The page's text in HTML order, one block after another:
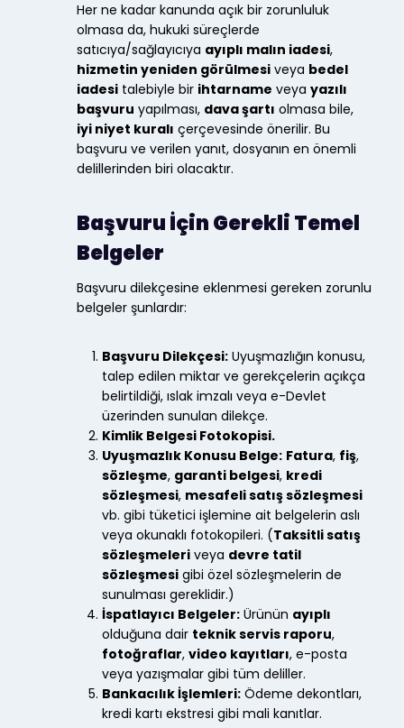
Her ne kadar kanunda açık bir zorunluluk
olmasa da, hukuki süreçlerde
satıcıya/sağlayıcıya ayıplı malın iadesi,
hizmetin yeniden görülmesi veya bedel
iadesi talebiyle bir ihtarname veyayazılı
başvuru yapılması, dava şartı olmasa bile,
iyi niyet kuralı çerçevesinde önerilir. Bu
başvuru ve verilen yanıt, dosyanın en önemli
delillerinden biri olacaktır.
Başvuru İçin Gerekli Temel
Belgeler
Başvuru dilekçesine eklenmesi gereken zorunlu
belgeler şunlardır:
Başvuru Dilekçesi: Uyuşmazlığın konusu,
talep edilen miktar ve gerekçelerin açıkça
belirtildiği, ıslak imzalı veya e-Devlet
üzerinden sunulan dilekçe.
Kimlik Belgesi Fotokopisi.
Uyuşmazlık Konusu Belge: Fatura, fiş,
sözleşme, garanti belgesi, kredi
sözleşmesi, mesafeli satış sözleşmesi
vb. gibi tüketici işlemine ait belgelerin aslı
veya okunaklı fotokopileri. (Taksitli satış
sözleşmeleri veya devre tatil
sözleşmesi gibi özel sözleşmelerin de
sunulması gereklidir.)
İspatlayıcı Belgeler: Ürünün ayıplı
olduğuna dair teknik servis raporu,
fotoğraflar,video kayıtları, e-posta
veya yazışmalar gibi tüm deliller.
Bankacılık İşlemleri: Ödeme dekontları,
kredi kartı ekstresi gibi mali kanıtlar.